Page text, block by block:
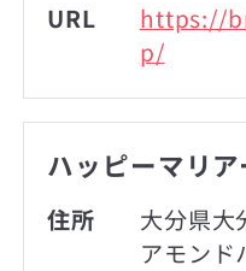
URL
https://
p/
ハッピーマリア
住所
大分県大
アモンド